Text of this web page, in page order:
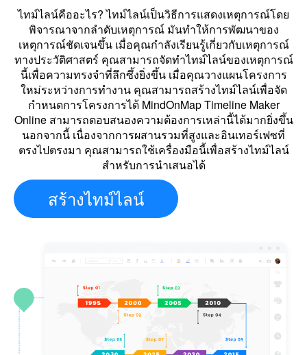
ไทม์ไลน์คืออะไร? ไทม์ไลน์เป็นวิธีการแสดงเหตุการณ์โดย
พิจารณาจากลำดับเหตุการณ์ มันทำให้การพัฒนาของ
เหตุการณ์ชัดเจนขึ้น เมื่อคุณกำลังเรียนรู้เกี่ยวกับเหตุการณ์
ทางประวัติศาสตร์ คุณสามารถจัดทำไทม์ไลน์ของเหตุการณ์
นี้เพื่อความทรงจำที่ลึกซึ้งยิ่งขึ้น เมื่อคุณวางแผนโครงการ
ใหม่ระหว่างการทำงาน คุณสามารถสร้างไทม์ไลน์เพื่อจัด
กำหนดการโครงการได้ MindOnMap Timeline Maker
Online สามารถตอบสนองความต้องการเหล่านี้ได้มากยิ่งขึ้น
นอกจากนี้ เนื่องจากการผสานรวมที่สูงและอินเทอร์เฟซที่
ตรงไปตรงมา คุณสามารถใช้เครื่องมือนี้เพื่อสร้างไทม์ไลน์
สำหรับการนำเสนอได้
สร้างไทม์ไลน์